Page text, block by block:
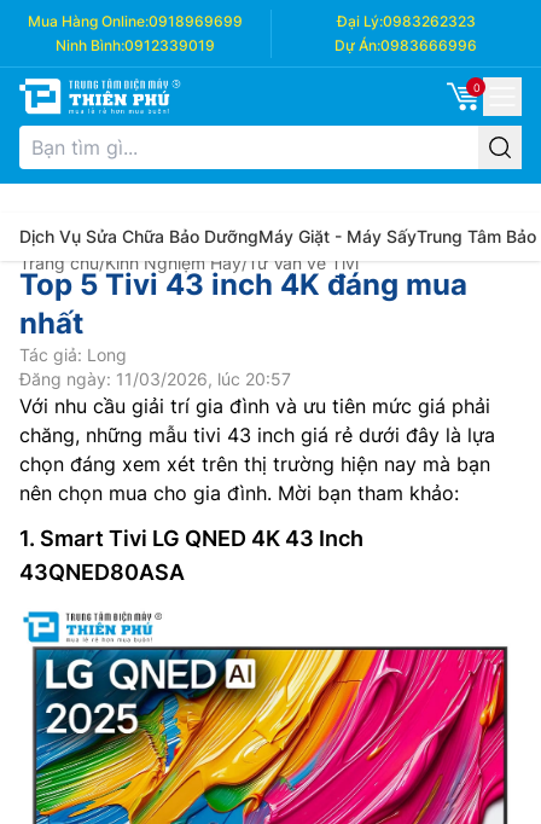
Mua Hàng Online:0918969699 Đại Lý:0983262323
Ninh Bình:0912339019 Dự Án:0983666996
0
Dịch Vụ Sửa Chữa Bảo DưỡngMáy Giặt - Máy SấyTrung Tâm Bảo
Trang chủ/Kinh Nghiệm Hay/Tư Vấn về Tivi
Top 5 Tivi 43 inch 4K đáng mua
nhất
Tác giả: Long
Đăng ngày: 11/03/2026, lúc 20:57
Với nhu cầu giải trí gia đình và ưu tiên mức giá phải
chăng, những mẫu tivi 43 inch giá rẻ dưới đây là lựa
chọn đáng xem xét trên thị trường hiện nay mà bạn
nên chọn mua cho gia đình. Mời bạn tham khảo:
1. Smart Tivi LG QNED 4K 43 Inch
43QNED80ASA